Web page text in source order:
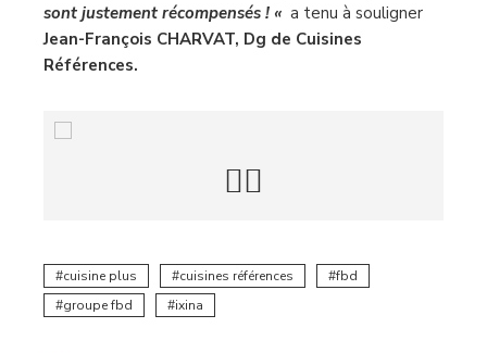
sont justement récompensés ! « a tenu à souligner
Jean-François CHARVAT, Dg de Cuisines
Références.
cuisine plus cuisines références
fbd
groupe fbd
ixina